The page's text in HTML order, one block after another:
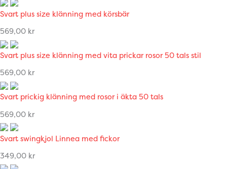
Svart plus size klänning med körsbär
569,00 kr
Svart plus size klänning med vita prickar rosor 50 tals stil
569,00 kr
Svart prickig klänning med rosor i äkta 50 tals
569,00 kr
Svart swingkjol Linnea med fickor
349,00 kr